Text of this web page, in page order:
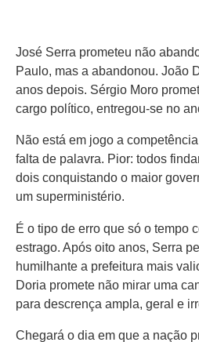
José Serra prometeu não
Paulo, mas a abandonou. João
anos depois. Sérgio Moro
cargo político, entregou-se no
Não está em jogo a
falta de palavra. Pior: todos
dois conquistando o maior
um superministério.
É o tipo de erro que só o tempo
estrago. Após oito anos, Serra
humilhante a prefeitura mais
Doria promete não mirar uma
para descrença ampla, geral e
Chegará o dia em que a nação